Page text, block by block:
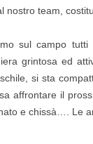
nostro team,
sul campo
grintosa ed
si sta
affrontare il
e chissà…. Le